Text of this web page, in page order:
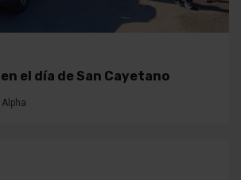
el día de San Cayetano
Alpha